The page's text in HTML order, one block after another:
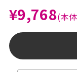
¥9,768(本